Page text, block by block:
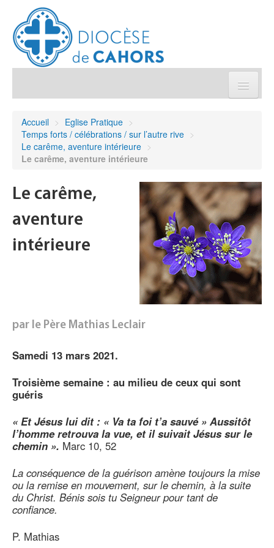
Démarches et sacrements
Je donne
Accueil > Eglise Pratique >
Temps forts / célébrations / sur l’autre rive >
Le carême, aventure intérieure >
Le carême, aventure intérieure
Le carême,
aventure
intérieure
par le Père Mathias Leclair
Samedi 13 mars 2021.
Troisième semaine : au milieu de ceux qui sont
guéris
« Et Jésus lui dit : « Va ta foi t’a sauvé » Aussitôt
l’homme retrouva la vue, et il suivait Jésus sur le
chemin ». Marc 10, 52
La conséquence de la guérison amène toujours la mise
ou la remise en mouvement, sur le chemin, à la suite
du Christ. Bénis sois tu Seigneur pour tant de
confiance.
P. Mathias